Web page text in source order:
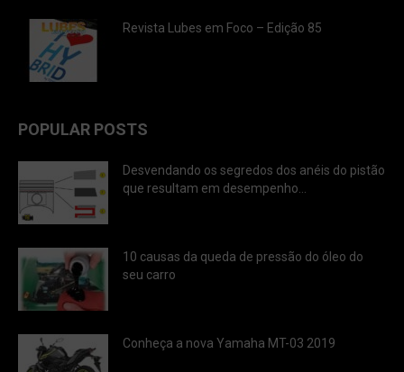
Revista Lubes em Foco – Edição 85
POPULAR POSTS
Desvendando os segredos dos anéis do pistão
que resultam em desempenho...
10 causas da queda de pressão do óleo do
seu carro
Conheça a nova Yamaha MT-03 2019